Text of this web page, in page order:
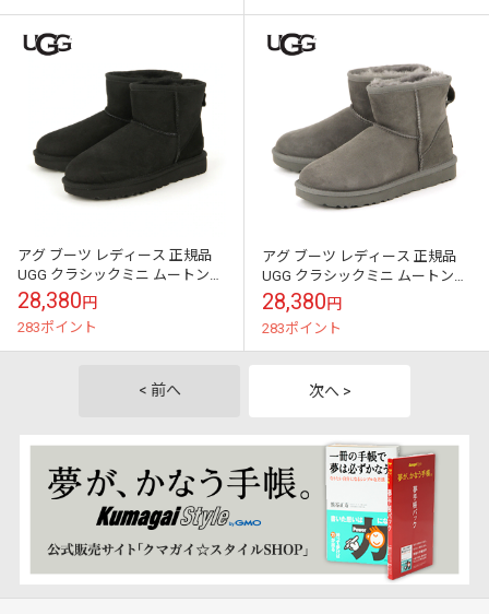
アグ ブーツ レディース 正規品
UGG クラシックミニ ムートンブ
ーツ CLASSIC MINI Ⅱ 1016222-
BLK B...
28,380円
283ポイント
アグ ブーツ レディース 正規品
UGG クラシックミニ ムートンブ
ーツ CLASSIC MINI Ⅱ 1016222-
GREY ...
28,380円
283ポイント
< 前へ 次へ >